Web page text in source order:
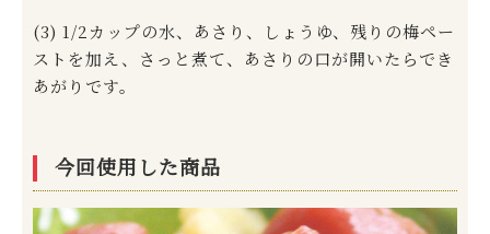
(3) 1/2カップの水、あさり、しょうゆ、残りの梅ペー
ストを加え、さっと煮て、あさりの口が開いたらでき
あがりです。
今回使用した商品